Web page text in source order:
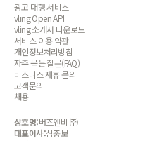
광고 대행 서비스
vling Open API
vling 소개서 다운로드
서비스 이용 약관
개인정보처리방침
자주 묻는 질문(FAQ)
비즈니스 제휴 문의
고객문의
채용
상호명:버즈앤비 ㈜
대표이사:심충보